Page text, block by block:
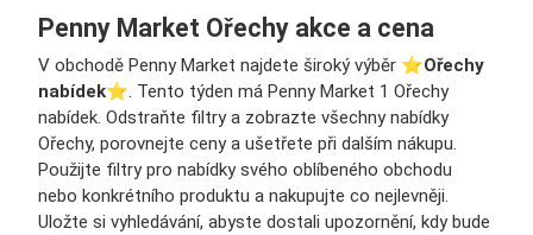
Penny Market Ořechy akce a cena
V obchodě Penny Market najdete široký výběr ⭐️Ořechy
nabídek⭐️. Tento týden má Penny Market 1 Ořechy
nabídek. Odstraňte filtry a zobrazte všechny nabídky
Ořechy, porovnejte ceny a ušetřete při dalším nákupu.
Použijte filtry pro nabídky svého oblíbeného obchodu
nebo konkrétního produktu a nakupujte co nejlevněji.
Uložte si vyhledávání, abyste dostali upozornění, kdy bude